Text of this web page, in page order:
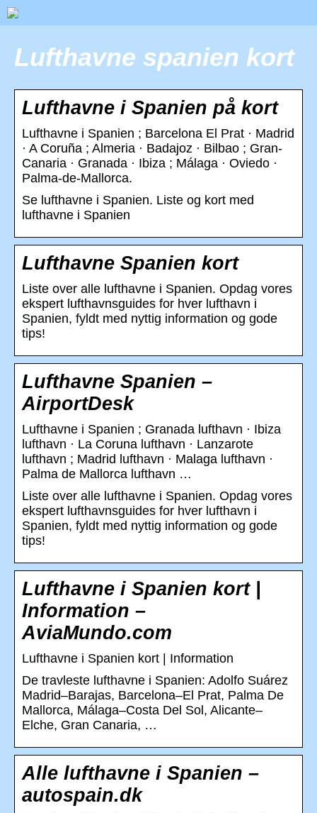
Lufthavne spanien kort
Lufthavne i Spanien på kort
Lufthavne i Spanien ; Barcelona El Prat · Madrid
· A Coruña ; Almeria · Badajoz · Bilbao ; Gran-
Canaria · Granada · Ibiza ; Málaga · Oviedo ·
Palma-de-Mallorca.
Se lufthavne i Spanien. Liste og kort med
lufthavne i Spanien
Lufthavne Spanien kort
Liste over alle lufthavne i Spanien. Opdag vores
ekspert lufthavnsguides for hver lufthavn i
Spanien, fyldt med nyttig information og gode
tips!
Lufthavne Spanien –
AirportDesk
Lufthavne i Spanien ; Granada lufthavn · Ibiza
lufthavn · La Coruna lufthavn · Lanzarote
lufthavn ; Madrid lufthavn · Malaga lufthavn ·
Palma de Mallorca lufthavn …
Liste over alle lufthavne i Spanien. Opdag vores
ekspert lufthavnsguides for hver lufthavn i
Spanien, fyldt med nyttig information og gode
tips!
Lufthavne i Spanien kort |
Information –
AviaMundo.com
Lufthavne i Spanien kort | Information
De travleste lufthavne i Spanien: Adolfo Suárez
Madrid–Barajas, Barcelona–El Prat, Palma De
Mallorca, Málaga–Costa Del Sol, Alicante–
Elche, Gran Canaria, …
Alle lufthavne i Spanien –
autospain.dk